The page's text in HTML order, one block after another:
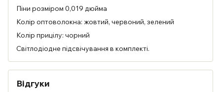
Піни розміром 0,019 дюйма
Колір оптоволокна: жовтий, червоний, зелений
Колір прицілу: чорний
Світлодіодне підсвічування в комплекті.
Відгуки